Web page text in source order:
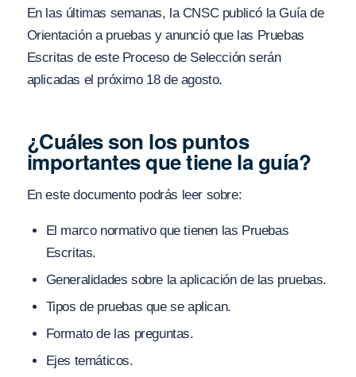
En las últimas semanas, la CNSC publicó la Guía de
Orientación a pruebas y anunció que las Pruebas
Escritas de este Proceso de Selección serán
aplicadas el próximo 18 de agosto.
¿Cuáles son los puntos
importantes que tiene la guía?
En este documento podrás leer sobre:
El marco normativo que tienen las Pruebas
Escritas.
Generalidades sobre la aplicación de las pruebas.
Tipos de pruebas que se aplican.
Formato de las preguntas.
Ejes temáticos.